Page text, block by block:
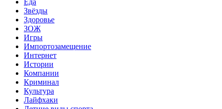
Звёзды
Здоровье
ЗОЖ
Игры
Импортозамещение
Интернет
Истории
Компании
Криминал
Культура
Лайфхаки